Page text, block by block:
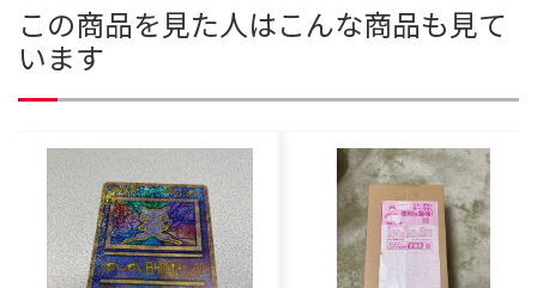
この商品を見た人はこんな商品も見て
います